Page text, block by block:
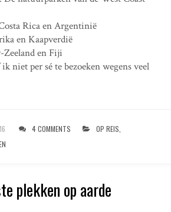
Rica en Argentinië
en Kaapverdië
Zeeland en Fiji
niet per sé te bezoeken wegens veel
4 COMMENTS OP REIS
plekken op aarde